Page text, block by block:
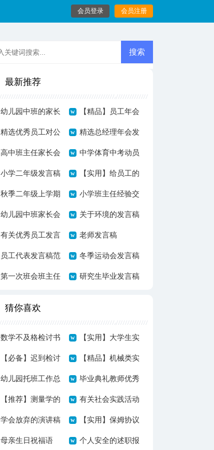
会员登录 会员注册
最新推荐
幼儿园中班的家长
会发言稿
【精品】员工年会
的发言稿模板汇总
八篇
精选优秀员工对公
司发言稿4篇
精选总经理年会发
言稿4篇
高中班主任家长会
的发言稿
中学体育中考动员
发言稿
小学二年级发言稿 【实用】给员工的
发言稿模板汇总8
篇
秋季二年级上学期
家长会发言稿范文
小学班主任经验交
流的发言稿
幼儿园中班家长会
发言稿
关于环境的发言稿
有关优秀员工发言
稿范文汇编8篇
老师发言稿
员工代表发言稿范
文汇编九篇
冬季运动会发言稿
第一次班会班主任 研究生毕业发言稿
猜你喜欢
数学不及格检讨书
汇编15篇
【实用】大学生实
习报告汇总七篇
【必备】迟到检讨
书集锦五篇
【精品】机械类实
习报告4篇
幼儿园托班工作总
结
毕业典礼教师优秀
发言稿
【推荐】测量学的
实习报告3篇
有关社会实践活动
作文汇总五篇
学会放弃的演讲稿 【实用】保姆协议
书4篇
母亲生日祝福语 个人安全的述职报